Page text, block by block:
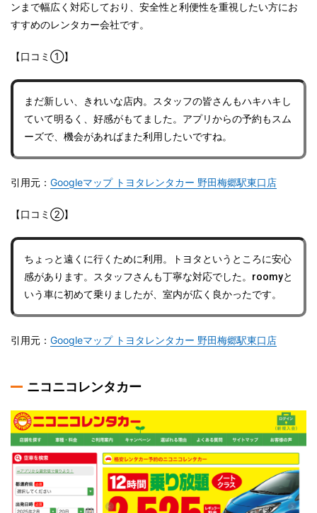
ンまで幅広く対応しており、安全性と利便性を重視したい方にお
すすめのレンタカー会社です。
【口コミ①】
まだ新しい、きれいな店内。スタッフの皆さんもハキハキし
ていて明るく、好感がもてました。アプリからの予約もスム
ーズで、機会があればまた利用したいですね。
引用元： Googleマップ トヨタレンタカー 野田梅郷駅東口店
【口コミ②】
ちょっと遠くに行くために利用。トヨタというところに安心
感があります。スタッフさんも丁寧な対応でした。roomyと
いう車に初めて乗りましたが、室内が広く良かったです。
引用元： Googleマップ トヨタレンタカー 野田梅郷駅東口店
ニコニコレンタカー